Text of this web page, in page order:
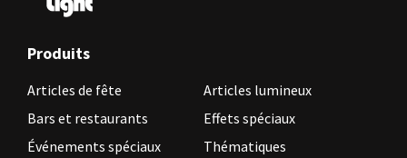
Produits
Articles de fête
Articles lumineux
Bars et restaurants
Effets spéciaux
Événements spéciaux
Thématiques